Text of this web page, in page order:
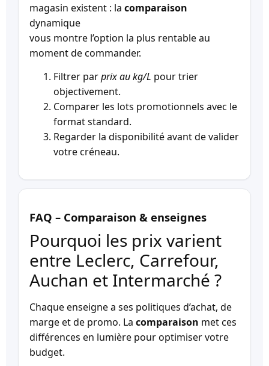
magasin existent : la comparaison
dynamique
vous montre l’option la plus rentable au
moment de commander.
Filtrer parprix au kg/L pour trier
objectivement.
Comparer les lots promotionnels avec le
format standard.
Regarder la disponibilité avant de valider
votre créneau.
FAQ – Comparaison & enseignes
Pourquoi les prix varient
entre Leclerc, Carrefour,
Auchan et Intermarché ?
Chaque enseigne a ses politiques d’achat, de
marge et de promo. La comparaison met ces
différences en lumière pour optimiser votre
budget.